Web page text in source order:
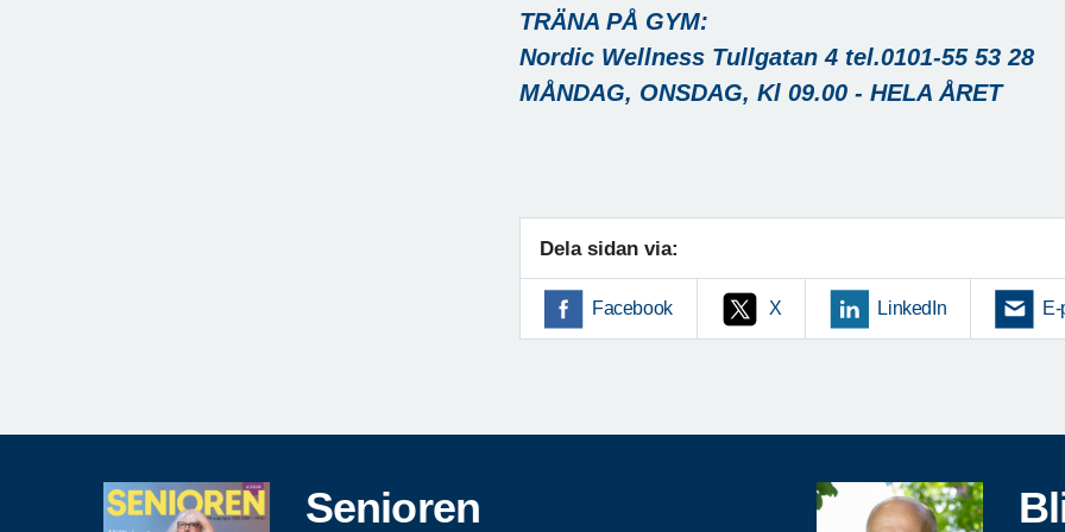
TRÄNA PÅ GYM:
Nordic Wellness Tullgatan 4 tel.0101-55 53 28
MÅNDAG, ONSDAG, Kl 09.00 - HELA ÅRET
Dela sidan via:
Facebook X LinkedIn
Senioren